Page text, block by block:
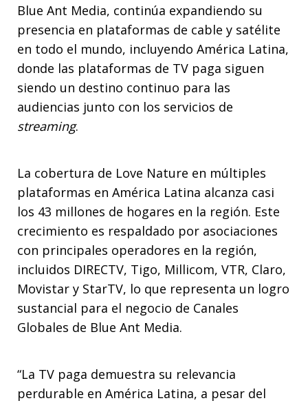
Blue Ant Media, continúa expandiendo su
presencia en plataformas de cable y satélite
en todo el mundo, incluyendo América Latina,
donde las plataformas de TV paga siguen
siendo un destino continuo para las
audiencias junto con los servicios de
streaming.
La cobertura de Love Nature en múltiples
plataformas en América Latina alcanza casi
los 43 millones de hogares en la región. Este
crecimiento es respaldado por asociaciones
con principales operadores en la región,
incluidos DIRECTV, Tigo, Millicom, VTR, Claro,
Movistar y StarTV, lo que representa un logro
sustancial para el negocio de Canales
Globales de Blue Ant Media.
“La TV paga demuestra su relevancia
perdurable en América Latina, a pesar del